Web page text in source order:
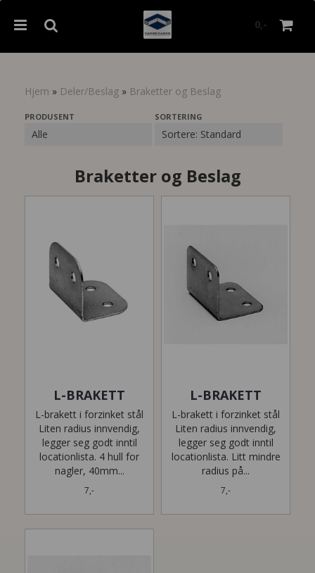
0,-
Hjem » Deler/Beslag » Braketter og Beslag
PRODUSENT SORTERING
Braketter og Beslag
L-BRAKETT
L-brakett i forzinket stål
Liten radius innvendig,
legger seg godt inntil
locationlista. 4 hull for
nagler, 40mm...
7,-
L-BRAKETT
L-brakett i forzinket stål
Liten radius innvendig,
legger seg godt inntil
locationlista. Litt mindre
radius på...
7,-